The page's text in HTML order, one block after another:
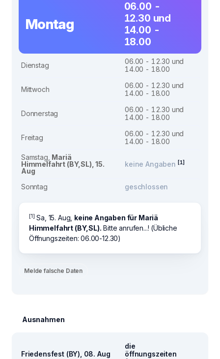
Montag
06.00 -
12.30 und
14.00 -
18.00
Dienstag
06.00 - 12.30 und
14.00 - 18.00
Mittwoch
06.00 - 12.30 und
14.00 - 18.00
Donnerstag
06.00 - 12.30 und
14.00 - 18.00
Freitag
06.00 - 12.30 und
14.00 - 18.00
Samstag, Mariä
Himmelfahrt (BY,SL), 15.
Aug
keine Angaben [1]
Sonntag geschlossen
[1] Sa, 15. Aug, keine Angaben für Mariä
Himmelfahrt (BY,SL). Bitte anrufen...! (Übliche
Öffnungszeiten: 06.00-12.30)
Melde falsche Daten
Ausnahmen
Friedensfest (BY), 08. Aug
die
öffnungszeiten